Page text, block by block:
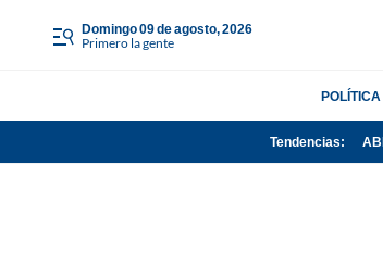
domingo 09 de agosto, 2026
Primero la gente
POLÍTICA
Tendencias: